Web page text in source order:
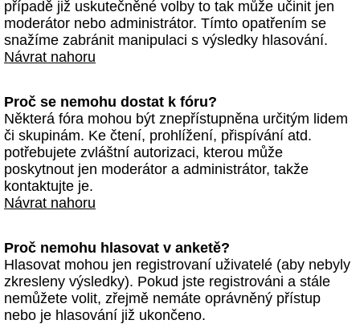
případě již uskutečněné volby to tak může učinit jen
moderátor nebo administrátor. Tímto opatřením se
snažíme zabránit manipulaci s výsledky hlasování.
Návrat nahoru
Proč se nemohu dostat k fóru?
Některá fóra mohou být znepřístupněna určitým lidem
či skupinám. Ke čtení, prohlížení, přispívání atd.
potřebujete zvláštní autorizaci, kterou může
poskytnout jen moderátor a administrátor, takže
kontaktujte je.
Návrat nahoru
Proč nemohu hlasovat v anketě?
Hlasovat mohou jen registrovaní uživatelé (aby nebyly
zkresleny výsledky). Pokud jste registrováni a stále
nemůžete volit, zřejmě nemáte oprávněný přístup
nebo je hlasování již ukončeno.